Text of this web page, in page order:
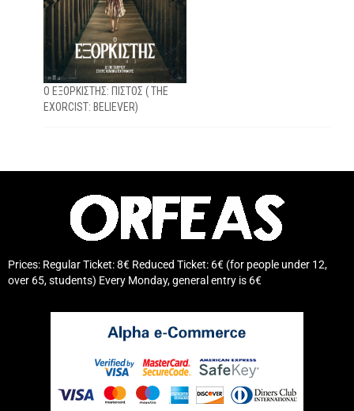
Ο ΕΞΟΡΚΙΣΤΗΣ: ΠΙΣΤΟΣ ( THE
EXORCIST: BELIEVER)
Prices: Regular Ticket: 8€ Reduced Ticket: 6€ (for people under 12,
over 65, students) Every Monday, general entry is 6€